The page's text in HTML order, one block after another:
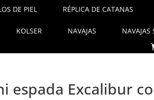
DE PIEL RÉPLICA DE CATANAS
KOLSER NAVAJAS NAVAJAS
espada Excalibur